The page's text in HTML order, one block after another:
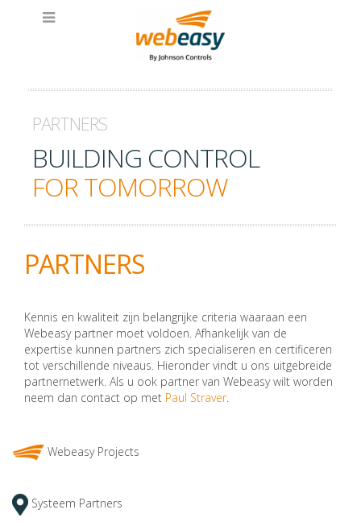
PARTNERS
BUILDING CONTROL
FOR TOMORROW
PARTNERS
Kennis en kwaliteit zijn belangrijke criteria waaraan een
Webeasy partner moet voldoen. Afhankelijk van de
expertise kunnen partners zich specialiseren en certificeren
tot verschillende niveaus. Hieronder vindt u ons uitgebreide
partnernetwerk. Als u ook partner van Webeasy wilt worden
neem dan contact op met Paul Straver.
Webeasy Projects
Systeem Partners